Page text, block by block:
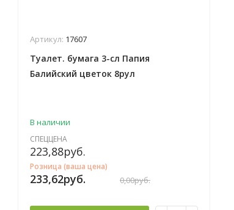
Артикул: 17607
Туалет. бумага 3-сл Папия
Балийский цветок 8рул
В наличии
СПЕЦЦЕНА
223,88руб.
Розница (ваша цена)
233,62руб. 0,00руб.